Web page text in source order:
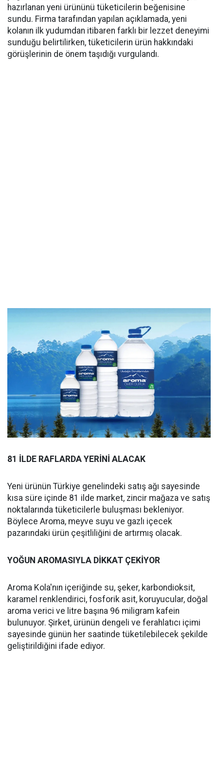
hazırlanan yeni ürününü tüketicilerin beğenisine
sundu. Firma tarafından yapılan açıklamada, yeni
kolanın ilk yudumdan itibaren farklı bir lezzet deneyimi
sunduğu belirtilirken, tüketicilerin ürün hakkındaki
görüşlerinin de önem taşıdığı vurgulandı.
81 İLDE RAFLARDA YERİNİ ALACAK
Yeni ürünün Türkiye genelindeki satış ağı sayesinde
kısa süre içinde 81 ilde market, zincir mağaza ve satış
noktalarında tüketicilerle buluşması bekleniyor.
Böylece Aroma, meyve suyu ve gazlı içecek
pazarındaki ürün çeşitliliğini de artırmış olacak.
YOĞUN AROMASIYLA DİKKAT ÇEKİYOR
Aroma Kola'nın içeriğinde su, şeker, karbondioksit,
karamel renklendirici, fosforik asit, koruyucular, doğal
aroma verici ve litre başına 96 miligram kafein
bulunuyor. Şirket, ürünün dengeli ve ferahlatıcı içimi
sayesinde günün her saatinde tüketilebilecek şekilde
geliştirildiğini ifade ediyor.